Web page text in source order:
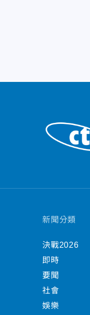
新聞分類
決戰2026
即時
要聞
社會
娛樂